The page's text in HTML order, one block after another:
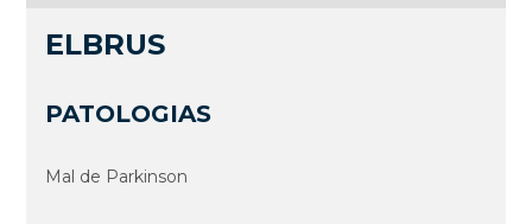
ELBRUS
PATOLOGIAS
Mal de Parkinson